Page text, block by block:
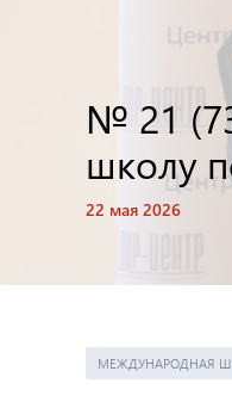
№ 21
школу
22 мая 2026
МЕЖДУНАРОДНАЯ